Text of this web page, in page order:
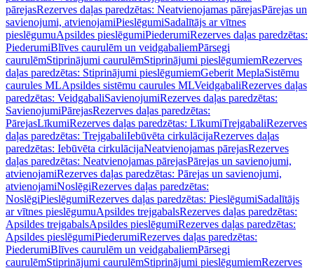
pārejasRezerves daļas paredzētas: Neatvienojamas pārejasPārejas un
savienojumi, atvienojamiPieslēgumiSadalītājs ar vītnes
pieslēgumuApsildes pieslēgumiPiederumiRezerves daļas paredzētas:
PiederumiBlīves caurulēm un veidgabaliemPārsegi
caurulēmStiprinājumi caurulēmStiprinājumi pieslēgumiemRezerves
daļas paredzētas: Stiprinājumi pieslēgumiemGeberit MeplaSistēmu
caurules MLApsildes sistēmu caurules MLVeidgabaliRezerves daļas
paredzētas: VeidgabaliSavienojumiRezerves daļas paredzētas:
SavienojumiPārejasRezerves daļas paredzētas:
PārejasLīkumiRezerves daļas paredzētas: LīkumiTrejgabaliRezerves
daļas paredzētas: TrejgabaliIebūvēta cirkulācijaRezerves daļas
paredzētas: Iebūvēta cirkulācijaNeatvienojamas pārejasRezerves
daļas paredzētas: Neatvienojamas pārejasPārejas un savienojumi,
atvienojamiRezerves daļas paredzētas: Pārejas un savienojumi,
atvienojamiNoslēgiRezerves daļas paredzētas:
NoslēgiPieslēgumiRezerves daļas paredzētas: PieslēgumiSadalītājs
ar vītnes pieslēgumuApsildes trejgabalsRezerves daļas paredzētas:
Apsildes trejgabalsApsildes pieslēgumiRezerves daļas paredzētas:
Apsildes pieslēgumiPiederumiRezerves daļas paredzētas:
PiederumiBlīves caurulēm un veidgabaliemPārsegi
caurulēmStiprinājumi caurulēmStiprinājumi pieslēgumiemRezerves